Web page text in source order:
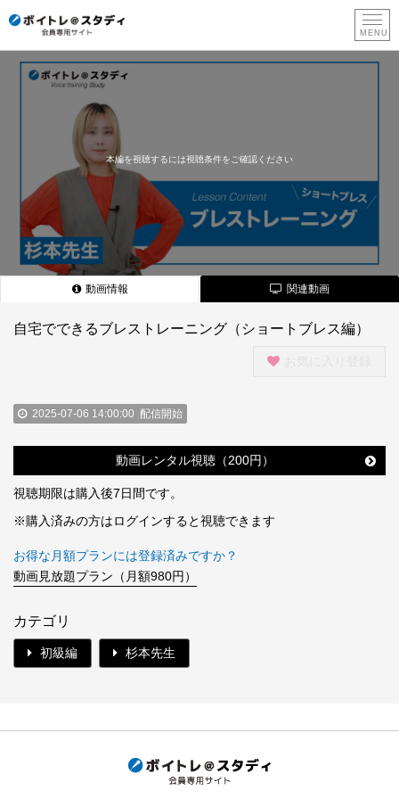
本編を視聴するには視聴条件をご確認ください
動画情報 関連動画
自宅でできるブレストレーニング（ショートブレス編）
2025-07-06 14:00:00 配信開始
動画レンタル視聴（200円）
視聴期限は購入後7日間です。
※購入済みの方はログインすると視聴できます
お得な月額プランには登録済みですか？
動画見放題プラン（月額980円）
カテゴリ
初級編 杉本先生